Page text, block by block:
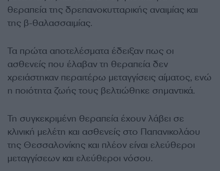
θεραπεία της δρεπανοκυτταρικής αναιμίας και
της β-θαλασσαιμίας.
Τα πρώτα αποτελέσματα έδειξαν πως οι
ασθενείς που έλαβαν τη θεραπεία δεν
χρειάστηκαν περαιτέρω μεταγγίσεις αίματος, ενώ
η ποιότητα ζωής τους βελτιώθηκε σημαντικά.
Τη συγκεκριμένη θεραπεία έχουν λάβει σε
κλινική μελέτη και ασθενείς στο Παπανικολάου
της Θεσσαλονίκης και πλέον είναι ελεύθεροι
μεταγγίσεων και ελεύθεροι νόσου.